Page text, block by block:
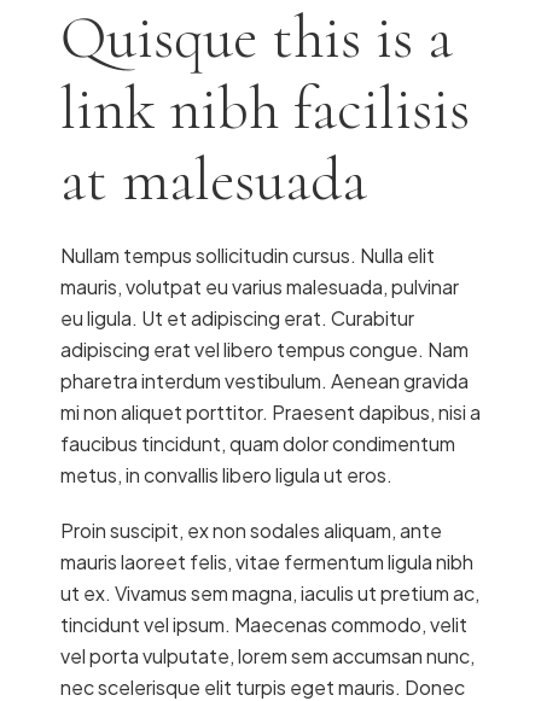
Quisque this is a
link nibh facilisis
at malesuada
Nullam tempus sollicitudin cursus. Nulla elit
mauris, volutpat eu varius malesuada, pulvinar
eu ligula. Ut et adipiscing erat. Curabitur
adipiscing erat vel libero tempus congue. Nam
pharetra interdum vestibulum. Aenean gravida
mi non aliquet porttitor. Praesent dapibus, nisi a
faucibus tincidunt, quam dolor condimentum
metus, in convallis libero ligula ut eros.
Proin suscipit, ex non sodales aliquam, ante
mauris laoreet felis, vitae fermentum ligula nibh
ut ex. Vivamus sem magna, iaculis ut pretium ac,
tincidunt vel ipsum. Maecenas commodo, velit
vel porta vulputate, lorem sem accumsan nunc,
nec scelerisque elit turpis eget mauris. Donec